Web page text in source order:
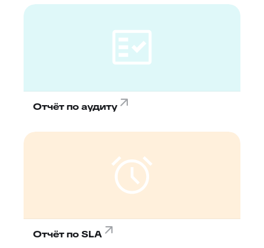
Отчёт по аудиту
Отчёт по SLA